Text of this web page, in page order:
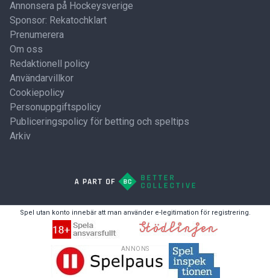
ANNONS
Annonsera på Hockeysverige
Sponsor: Rekatochklart
Prenumerera
Om oss
Redaktionell policy
Användarvillkor
Cookiepolicy
Personuppgiftspolicy
Publiceringspolicy för betting och speltips
Arkiv
Spel utan konto innebär att man använder e-legitimation för registrering.